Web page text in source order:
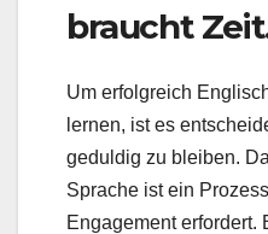
braucht
Um erfolgreich
lernen, ist es
geduldig zu bleiben.
Sprache ist ein
Engagement erfordert.